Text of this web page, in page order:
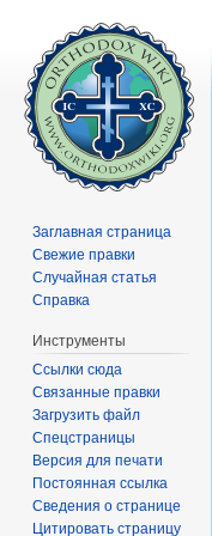
Заглавная страница
Свежие правки
Случайная статья
Справка
Инструменты
Ссылки сюда
Связанные правки
Загрузить файл
Спецстраницы
Версия для печати
Постоянная ссылка
Сведения о странице
Цитировать страницу